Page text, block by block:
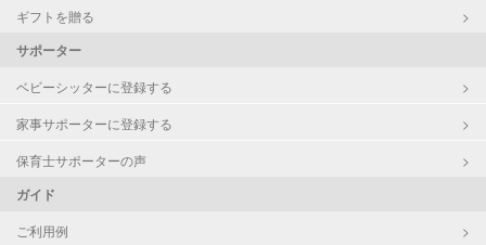
ギフトを贈る
サポーター
ベビーシッターに登録する
家事サポーターに登録する
保育士サポーターの声
ガイド
ご利用例